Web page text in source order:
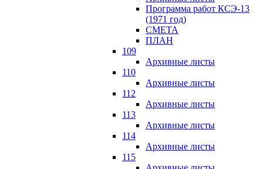
Программа работ КСЭ-13
(1971 год)
СМЕTA
ПЛАН
109
Архивные листы
110
Архивные листы
112
Архивные листы
113
Архивные листы
114
Архивные листы
115